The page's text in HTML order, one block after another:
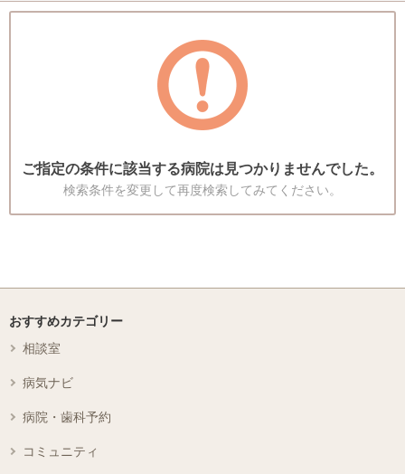
ご指定の条件に該当する病院は見つかりませんでした。
検索条件を変更して再度検索してみてください。
おすすめカテゴリー
相談室
病気ナビ
病院・歯科予約
コミュニティ